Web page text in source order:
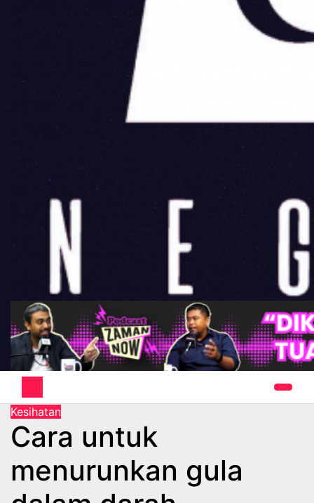
Kesihatan
Cara untuk
menurunkan gula